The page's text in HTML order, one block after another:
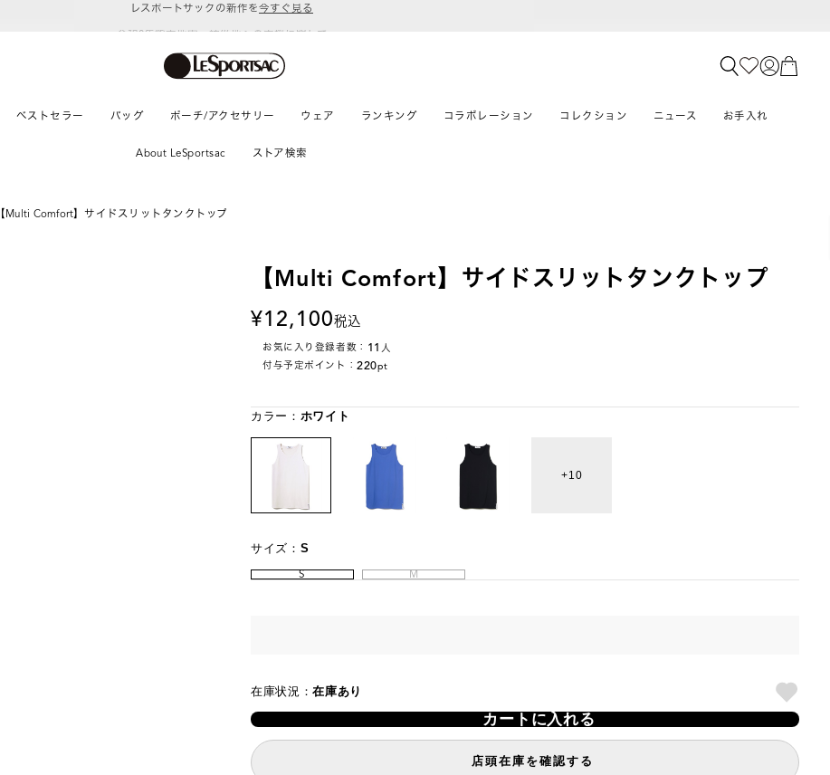
ベストセラー バッグ ポーチ/アクセサリー ウェア ランキング コラボレーション コレクション ニュース お手入れ
About LeSportsac ストア検索
【Multi Comfort】サイドスリットタンクトップ
【Multi Comfort】サイドスリットタンクトップ
12,100税込
お気に入り登録者数： 11 人
付与予定ポイント：220pt
カラー： ホワイト
10
サイズ： S
S M
在庫状況：在庫あり
カートに入れる
店頭在庫を確認する